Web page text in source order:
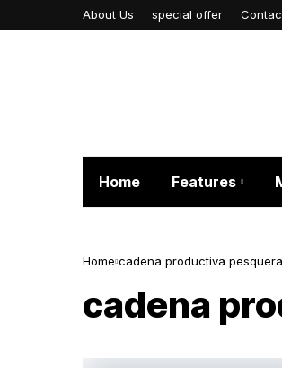
About Us special offer
Home Features
Home cadena productiva pesquera
cadena